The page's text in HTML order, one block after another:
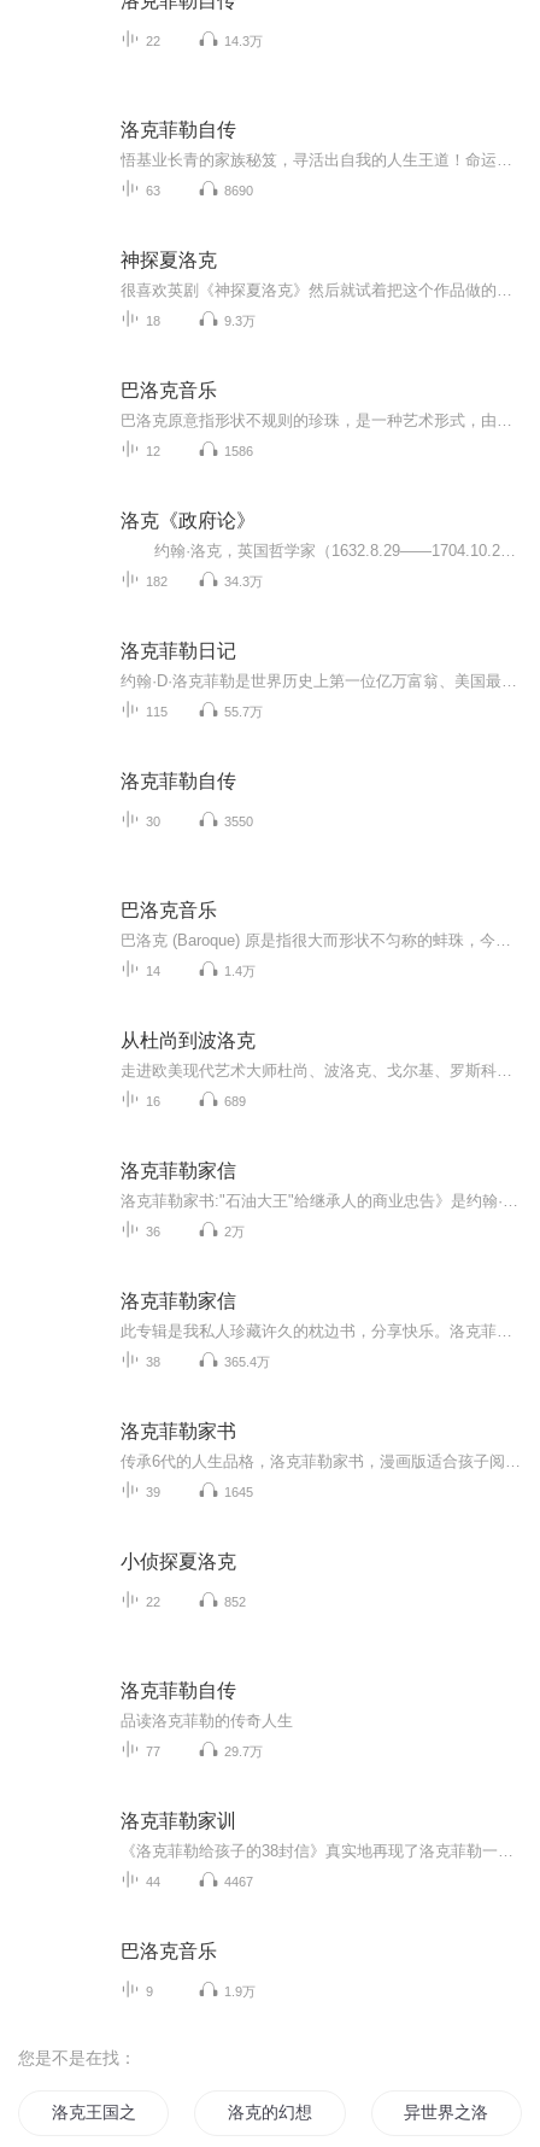
22 14.3万
洛克菲勒自传
63 8690
神探夏洛克
18 9.3万
巴洛克音乐
12 1586
洛克《政府论》
182 34.3万
洛克菲勒日记
115 55.7万
洛克菲勒自传
30 3550
巴洛克音乐
14 1.4万
从杜尚到波洛克
16 689
洛克菲勒家信
36 2万
洛克菲勒家信
38 365.4万
洛克菲勒家书
39 1645
小侦探夏洛克
22 852
洛克菲勒自传
品读洛克菲勒的传奇人生
77 29.7万
洛克菲勒家训
44 4467
巴洛克音乐
9 1.9万
您是不是在找：
洛克王国之神宠外传 洛克的幻想国 异世界之洛克王国